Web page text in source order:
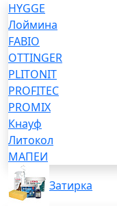
HYGGE
Лоймина
FABIO
OTTINGER
PLITONIT
PROFITEC
PROMIX
Кнауф
Литокол
МАПЕИ
Затирка